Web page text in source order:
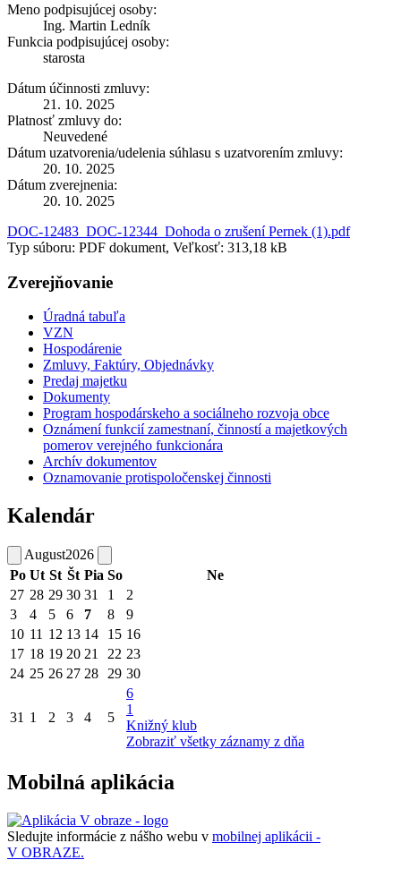
Meno podpisujúcej osoby:
Ing. Martin Ledník
Funkcia podpisujúcej osoby:
starosta
Dátum účinnosti zmluvy:
21. 10. 2025
Platnosť zmluvy do:
Neuvedené
Dátum uzatvorenia/udelenia súhlasu s uzatvorením zmluvy:
20. 10. 2025
Dátum zverejnenia:
20. 10. 2025
DOC-12483_DOC-12344_Dohoda o zrušení Pernek (1).pdf
Typ súboru: PDF dokument, Veľkosť: 313,18 kB
Zverejňovanie
Úradná tabuľa
VZN
Hospodárenie
Zmluvy, Faktúry, Objednávky
Predaj majetku
Dokumenty
Program hospodárskeho a sociálneho rozvoja obce
Oznámení funkcií zamestnaní, činností a majetkových
pomerov verejného funkcionára
Archív dokumentov
Oznamovanie protispoločenskej činnosti
Kalendár
August2026
Po Ut St Št Pia So
Ne
27 28 29 30 31 1
2
3
4 5 6 7 8
9
10 11 12 13 14 15 16
17 18 19 20 21 22 23
24 25 26 27 28 29 30
31 1 2 3 4 5
6
1
Knižný klub
Zobraziť všetky záznamy z dňa
Mobilná aplikácia
Sledujte informácie z nášho webu v mobilnej aplikácii -
V OBRAZE.